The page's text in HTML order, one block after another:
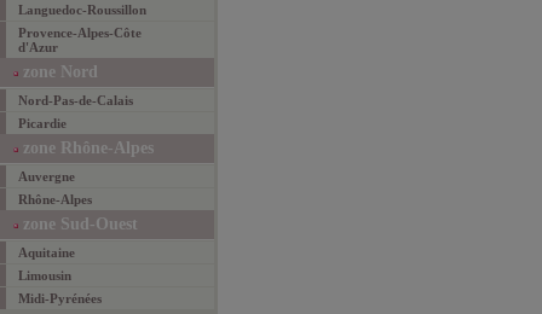
Languedoc-Roussillon
Provence-Alpes-Côte
d'Azur
zone Nord
Nord-Pas-de-Calais
Picardie
zone Rhône-Alpes
Auvergne
Rhône-Alpes
zone Sud-Ouest
Aquitaine
Limousin
Midi-Pyrénées